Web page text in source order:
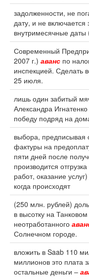
задолженности, не
дату, и не включается
внутримесячные даты
Современный
2007 г.) аванс по
инспекцией. Сделать
25 июля.
лишь один забитый
Александра
победу подряд на
выбора, предписывая
фактуры на
пяти дней после
производится
работ, оказание
когда происходят
(250 млн. рублей)
в высотку на
неотработанного
Солнечном городе.
вложить в Saab 110
миллионов это плата
остальные деньги –